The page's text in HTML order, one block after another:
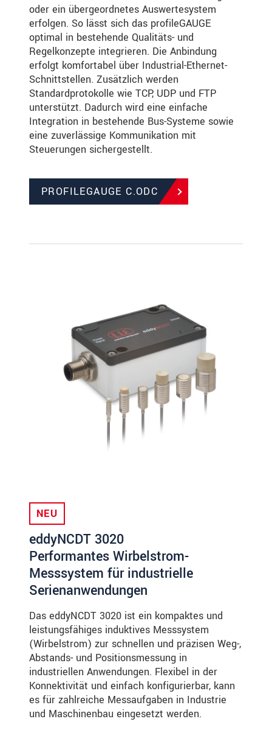
oder ein übergeordnetes Auswertesystem
erfolgen. So lässt sich das profileGAUGE
optimal in bestehende Qualitäts- und
Regelkonzepte integrieren. Die Anbindung
erfolgt komfortabel über Industrial-Ethernet-
Schnittstellen. Zusätzlich werden
Standardprotokolle wie TCP, UDP und FTP
unterstützt. Dadurch wird eine einfache
Integration in bestehende Bus-Systeme sowie
eine zuverlässige Kommunikation mit
Steuerungen sichergestellt.
PROFILEGAUGE C.ODC
NEU
eddyNCDT 3020
Performantes Wirbelstrom-
Messsystem für industrielle
Serienanwendungen
Das eddyNCDT 3020 ist ein kompaktes und
leistungsfähiges induktives Messsystem
(Wirbelstrom) zur schnellen und präzisen Weg-,
Abstands- und Positionsmessung in
industriellen Anwendungen. Flexibel in der
Konnektivität und einfach konfigurierbar, kann
es für zahlreiche Messaufgaben in Industrie
und Maschinenbau eingesetzt werden.